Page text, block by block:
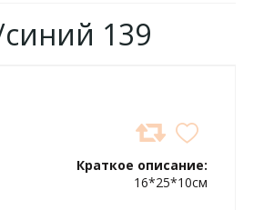
синий 139
Краткое описание:
16*25*10см